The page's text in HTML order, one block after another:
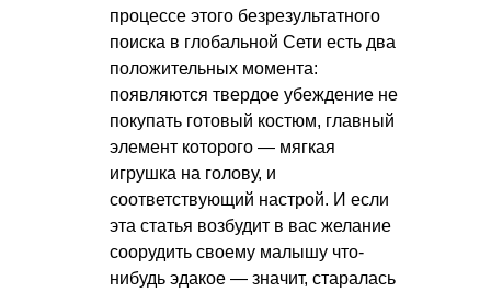
процессе этого безрезультатного
поиска в глобальной Сети есть два
положительных момента:
появляются твердое убеждение не
покупать готовый костюм, главный
элемент которого — мягкая
игрушка на голову, и
соответствующий настрой. И если
эта статья возбудит в вас желание
соорудить своему малышу что-
нибудь эдакое — значит, старалась